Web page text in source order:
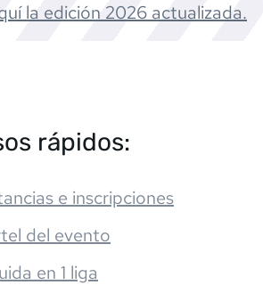
la edición 2026 actualizada.
rápidos:
e inscripciones
del evento
en 1 liga